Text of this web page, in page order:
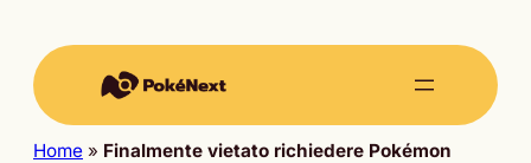
Home » Finalmente vietato richiedere Pokémon